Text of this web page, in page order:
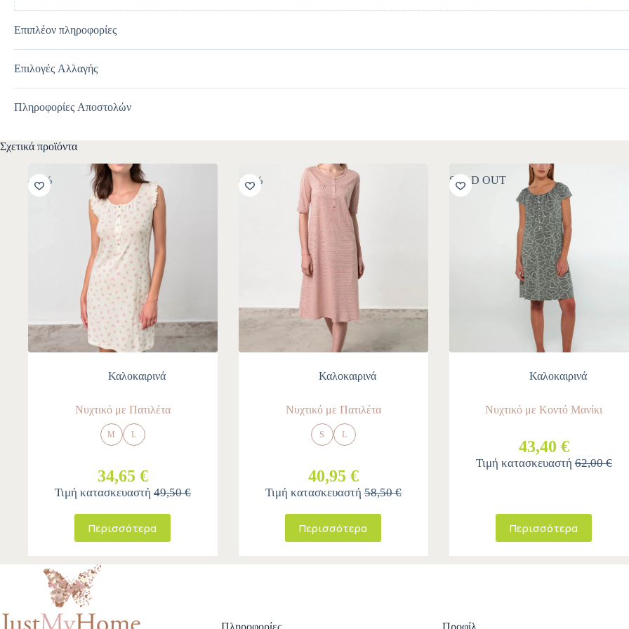
Επιπλέον πληροφορίες
Επιλογές Αλλαγής
Πληροφορίες Αποστολών
Σχετικά προϊόντα
-30%
Καλοκαιρινά
Νυχτικό με Πατιλέτα
M L
34,65 €
Τιμή κατασκευαστή 49,50 €
Περισσότερα
-30%
Καλοκαιρινά
Νυχτικό με Πατιλέτα
S L
40,95 €
Τιμή κατασκευαστή58,50 €
Περισσότερα
SOLD OUT
Καλοκαιρινά
Νυχτικό με Κοντό Μανίκι
43,40 €
Τιμή κατασκευαστή62,00 €
Περισσότερα